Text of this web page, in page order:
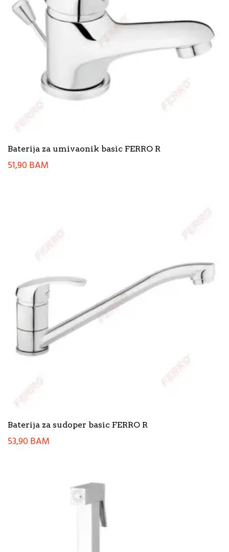
Baterija za umivaonik basic FERRO R
51,90BAM
Baterija za sudoper basic FERRO R
53,90BAM